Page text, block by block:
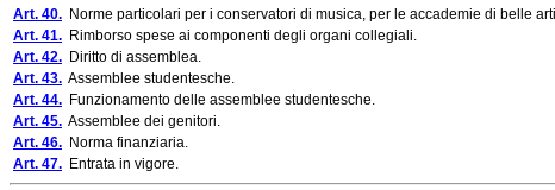
Art. 40. Norme particolari per i conservatori di musica, per le accademie di belle
Art. 41. Rimborso spese ai componenti degli organi collegiali.
Art. 42. Diritto di assemblea.
Art. 43. Assemblee studentesche.
Art. 44. Funzionamento delle assemblee studentesche.
Art. 45. Assemblee dei genitori.
Art. 46. Norma finanziaria.
Art. 47. Entrata in vigore.